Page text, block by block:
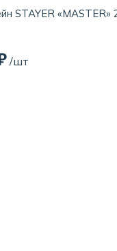
STAYER
/шт